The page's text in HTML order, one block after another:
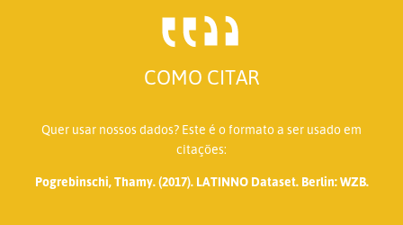
COMO CITAR
Quer usar nossos dados? Este é o formato a ser usado em
citações:
Pogrebinschi, Thamy. (2017). LATINNO Dataset. Berlin: WZB.